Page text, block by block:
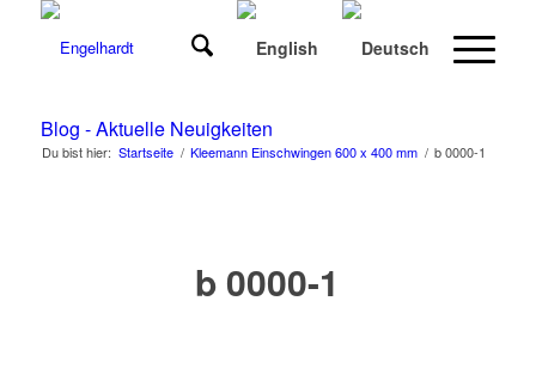
Blog - Aktuelle Neuigkeiten
Du bist hier: Startseite / Kleemann Einschwingen 600 x 400 mm / b 0000-1
b 0000-1